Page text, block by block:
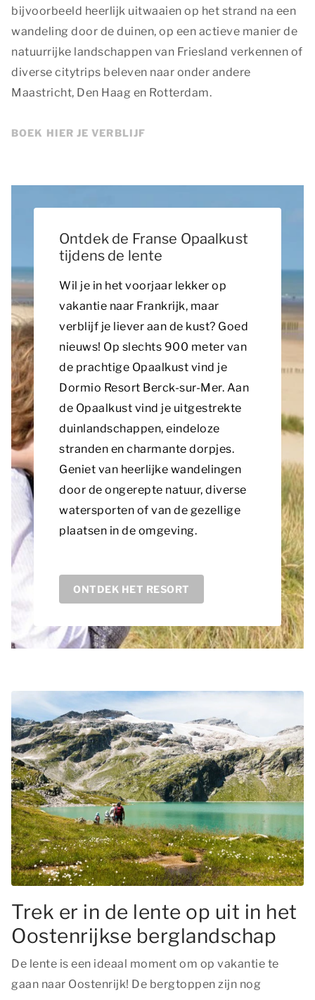
bijvoorbeeld heerlijk uitwaaien op het strand na een
wandeling door de duinen, op een actieve manier de
natuurrijke landschappen van Friesland verkennen of
diverse citytrips beleven naar onder andere
Maastricht, Den Haag en Rotterdam.
BOEK HIER JE VERBLIJF
Ontdek de Franse Opaalkust
tijdens de lente
Wil je in het voorjaar lekker op
vakantie naar Frankrijk, maar
verblijf je liever aan de kust? Goed
nieuws! Op slechts 900 meter van
de prachtige Opaalkust vind je
Dormio Resort Berck-sur-Mer. Aan
de Opaalkust vind je uitgestrekte
duinlandschappen, eindeloze
stranden en charmante dorpjes.
Geniet van heerlijke wandelingen
door de ongerepte natuur, diverse
watersporten of van de gezellige
plaatsen in de omgeving.
ONTDEK HET RESORT
Trek er in de lente op uit in het
Oostenrijkse berglandschap
De lente is een ideaal moment om op vakantie te
gaan naar Oostenrijk! De bergtoppen zijn nog